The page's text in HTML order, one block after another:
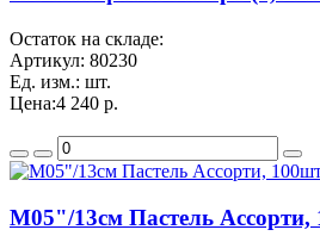
Остаток на складе:
Артикул: 80230
Ед. изм.: шт.
Цена:4 240 р.
M05"/13см Пастель Ассорти,